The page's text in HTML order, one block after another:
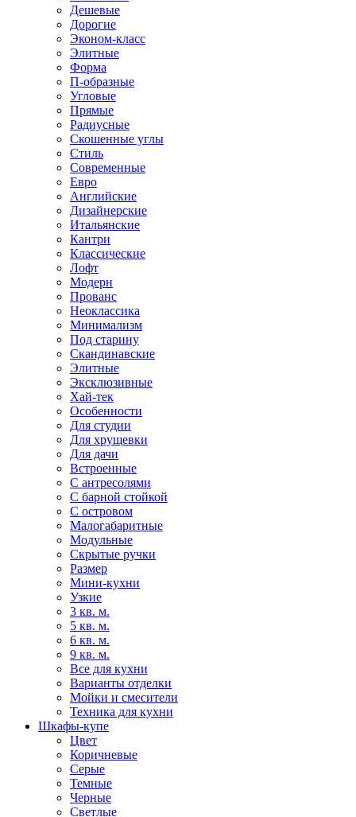
Дешевые
Дорогие
Эконом-класс
Элитные
Форма
П-образные
Угловые
Прямые
Радиусные
Скошенные углы
Стиль
Современные
Евро
Английские
Дизайнерские
Итальянские
Кантри
Классические
Лофт
Модерн
Прованс
Неоклассика
Минимализм
Под старину
Скандинавские
Элитные
Эксклюзивные
Хай-тек
Особенности
Для студии
Для хрущевки
Для дачи
Встроенные
С антресолями
С барной стойкой
С островом
Малогабаритные
Модульные
Скрытые ручки
Размер
Мини-кухни
Узкие
3 кв. м.
5 кв. м.
6 кв. м.
9 кв. м.
Все для кухни
Варианты отделки
Мойки и смесители
Техника для кухни
Шкафы-купе
Цвет
Коричневые
Серые
Темные
Черные
Светлые